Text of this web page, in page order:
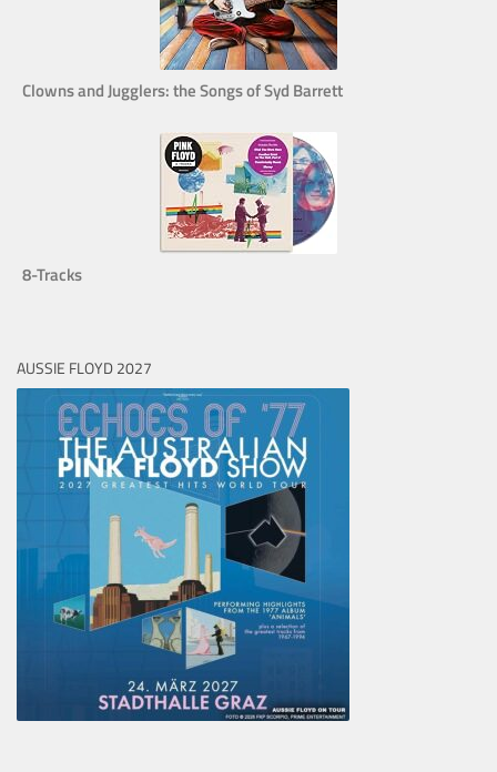
Clowns and Jugglers: the Songs of Syd Barrett
8-Tracks
AUSSIE FLOYD 2027